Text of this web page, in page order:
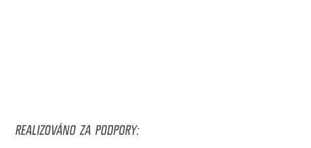
REALIZOVÁNO ZA PODPORY: